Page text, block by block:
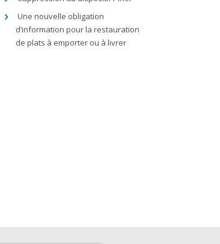
Une nouvelle obligation
d’information pour la restauration
de plats à emporter ou à livrer